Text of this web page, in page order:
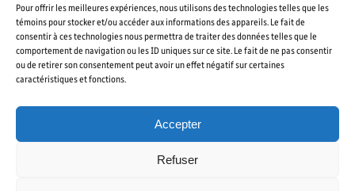
Pour offrir les meilleures expériences, nous utilisons des technologies telles que les
témoins pour stocker et/ou accéder aux informations des appareils. Le fait de
consentir à ces technologies nous permettra de traiter des données telles que le
comportement de navigation ou les ID uniques sur ce site. Le fait de ne pas consentir
ou de retirer son consentement peut avoir un effet négatif sur certaines
caractéristiques et fonctions.
Accepter
Refuser
FacebookLinkedInInstagramYouTube
© 2026 CÉGEP DE SHERBROOKE. TOUS DROITS RÉSERVÉS. AGENCE WEB
PLAN DU SITE GÉRER MES COOKIES